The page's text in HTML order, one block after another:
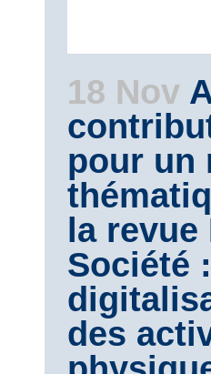
18 Nov
pour un
la
Société
des